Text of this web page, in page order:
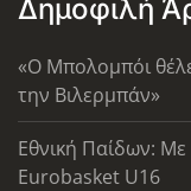
Δημοφιλή
«Ο Μπολομπόι
την Βιλερμπάν»
Εθνική Παίδων: Με
Eurobasket U16